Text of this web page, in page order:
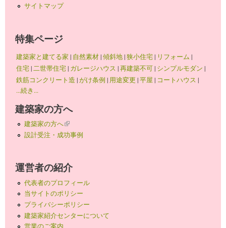
サイトマップ
特集ページ
建築家と建てる家 | 自然素材|傾斜地|狭小住宅| リフォーム |
住宅|二世帯住宅| ガレージハウス |再建築不可| シンプルモダン |
鉄筋コンクリート造 |がけ条例 | 用途変更 |平屋 | コートハウス |
...続き...
建築家の方へ
建築家の方へ(link is external)
設計受注・成功事例
運営者の紹介
代表者のプロフィール
当サイトのポリシー
プライバシーポリシー
建築家紹介センターについて
営業のご案内